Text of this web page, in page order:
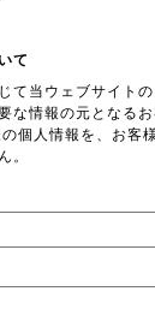
て
て当ウェブサイト
な情報の元となる
個人情報を、お客
。